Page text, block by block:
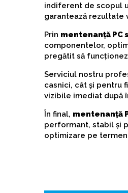
indiferent de scopul
garantează rezultate
Prin mentenanță PC
componentelor,
pregătit să
Serviciul nostru
casnici, cât și pentru
vizibile imediat după
În final, mentenanță
performant, stabil și
optimizare pe